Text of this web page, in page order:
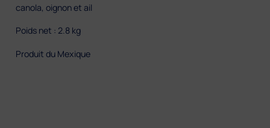
canola, oignon et ail
Poids net : 2.8 kg
Produit du Mexique